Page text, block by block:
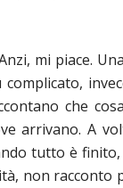
mi piace.
che
arrivano. A
tutto è
non